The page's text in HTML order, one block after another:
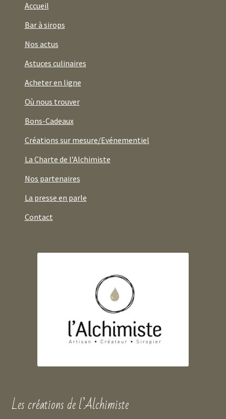
Accueil
Bar à sirops
Nos actus
Astuces culinaires
Acheter en ligne
Où nous trouver
Bons-Cadeaux
Créations sur mesure/Evénementiel
La Charte de l’Alchimiste
Nos partenaires
La presse en parle
Contact
Les créations de l’Alchimiste